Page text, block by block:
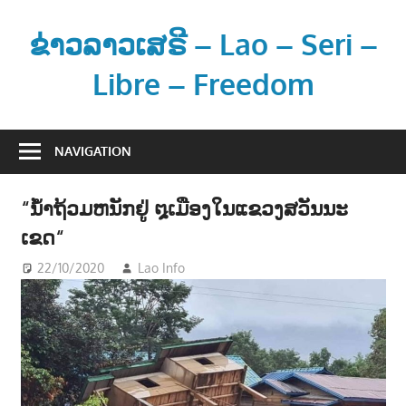
contentຂ່າວລາວເສຣີ – Lao – Seri –
Libre – Freedom
າ
ະ
ຂໍ້
ມູ
ນ
ຂ່
າ
ວ
NAVIGATION
“ນໍ້າຖ້ວມຫນັກຢູ່ ໘ເມືອງໃນແຂວງສວັນນະ
ເຂດ“
22/10/2020 Lao Info